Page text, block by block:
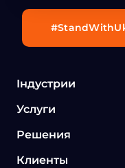
Індустрии
Услуги
Решения
Клиенты